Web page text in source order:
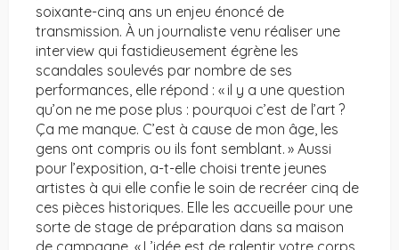
soixante-cinq ans un enjeu énoncé de
transmission. À un journaliste venu réaliser une
interview qui fastidieusement égrène les
scandales soulevés par nombre de ses
performances, elle répond : « il y a une question
qu’on ne me pose plus : pourquoi c’est de l’art ?
Ça me manque. C’est à cause de mon âge, les
gens ont compris ou ils font semblant. » Aussi
pour l’exposition, a-t-elle choisi trente jeunes
artistes à qui elle confie le soin de recréer cinq de
ces pièces historiques. Elle les accueille pour une
sorte de stage de préparation dans sa maison